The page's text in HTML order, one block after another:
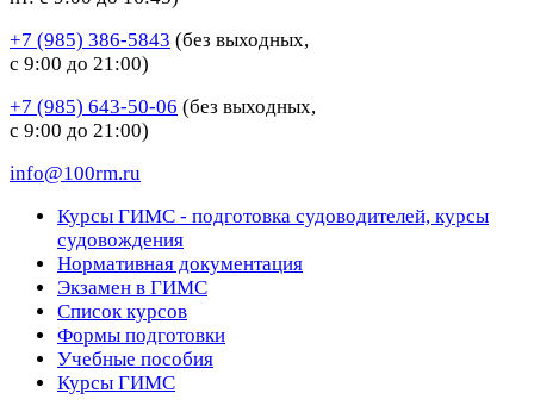
+7 (985) 386-5843 (без выходных,
с 9:00 до 21:00)
+7 (985) 643-50-06 (без выходных,
с 9:00 до 21:00)
info@100rm.ru
Курсы ГИМС - подготовка судоводителей, курсы
судовождения
Нормативная документация
Экзамен в ГИМС
Список курсов
Формы подготовки
Учебные пособия
Курсы ГИМС